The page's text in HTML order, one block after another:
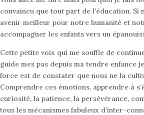
convaincu que tout part de l’éducation. Si
avenir meilleur pour notre humanité et
accompagner les enfants vers un
Cette petite voix qui me souffle de
guide mes pas depuis ma tendre enfance
force est de constater que nous ne la
Comprendre ces émotions, apprendre à
curiosité, la patience, la persévérance,
tous les mécanismes fabuleux d’inter-